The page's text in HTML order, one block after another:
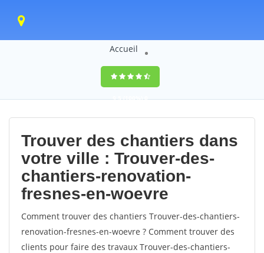
Accueil
9,5(100%)0
votes
Trouver des chantiers dans
votre ville : Trouver-des-
chantiers-renovation-
fresnes-en-woevre
Comment trouver des chantiers Trouver-des-chantiers-
renovation-fresnes-en-woevre ? Comment trouver des
clients pour faire des travaux Trouver-des-chantiers-